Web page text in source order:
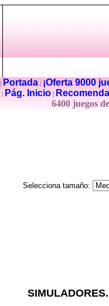
Portada|
¡Oferta 9000
Pág. Inicio
6400 juegos
Selecciona tamaño: